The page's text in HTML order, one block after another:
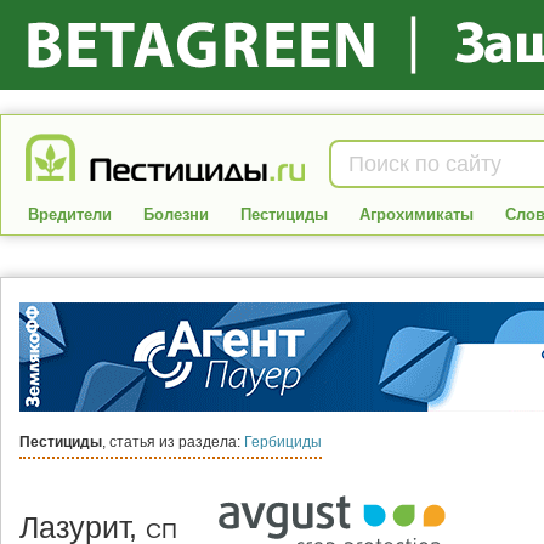
Вредители Болезни Пестициды Агрохимикаты
Пестициды, статья из раздела: Гербициды
Лазурит, СП